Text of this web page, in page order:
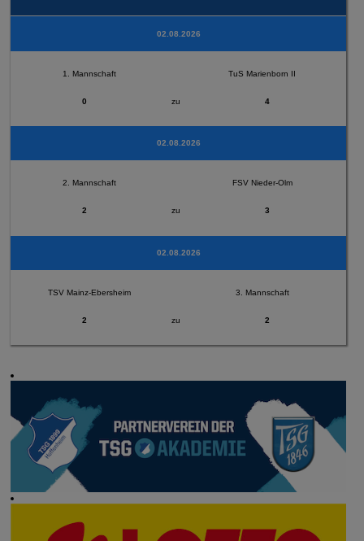
02.08.2026
1. Mannschaft TuS Marienborn II
0 zu 4
02.08.2026
2. Mannschaft FSV Nieder-Olm
2 zu 3
02.08.2026
TSV Mainz-Ebersheim 3. Mannschaft
2 zu 2